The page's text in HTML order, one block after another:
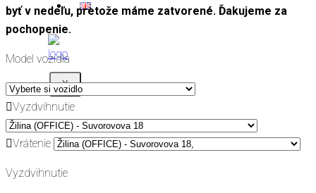
X
byť v nedeľu, pretože máme zatvorené. Ďakujeme za
pochopenie.
Model vozidla
Vyzdvihnutie
Vrátenie
Vyzdvihnutie